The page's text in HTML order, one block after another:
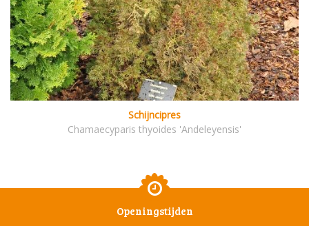
Schijncipres
Chamaecyparis thyoides 'Andeleyensis'
Openingstijden